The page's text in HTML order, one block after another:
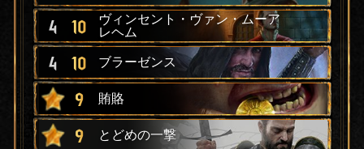
4 10
ヴィンセント・ヴァン・ムーア
レヘム
4 10 ブラーゼンス
9 賄賂
9 とどめの一撃